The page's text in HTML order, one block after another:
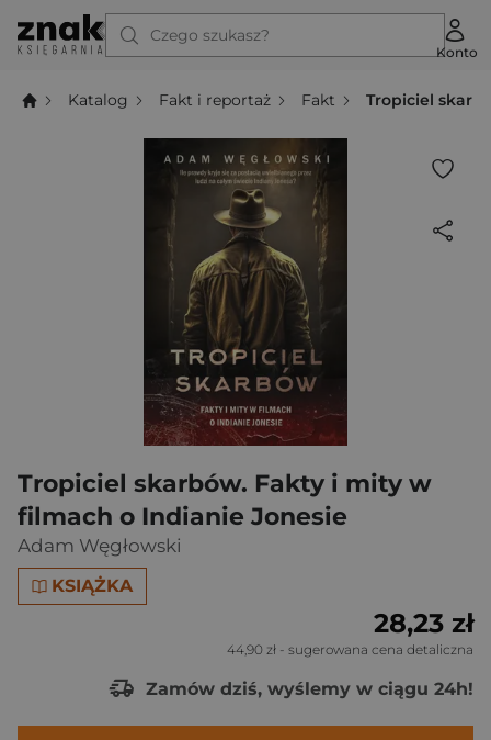
Czego szukasz?
Konto
Katalog Fakt i reportaż Fakt Tropiciel
Tropiciel skarbów. Fakty i mity w
filmach o Indianie Jonesie
Adam Węgłowski
KSIĄŻKA
28,23 zł
44,90 zł - sugerowana cena detaliczna
Zamów dziś, wyślemy w ciągu 24h!